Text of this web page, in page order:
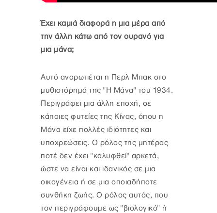
Έχει καμιά διαφορά η μια μέρα από
την άλλη κάτω από τον ουρανό για
μια μάνα;
Αυτό αναρωτιέται η Περλ Μπακ στο
μυθιστόρημά της "Η Μάνα" του 1934.
Περιγράφει μια άλλη εποχή, σε
κάποιες φυτείες της Κίνας, όπου η
Μάνα είχε πολλές ιδιότητες και
υποχρεώσεις. Ο ρόλος της μητέρας
ποτέ δεν έχει "καλυφθεί" αρκετά,
ώστε να είναι και ιδανικός σε μια
οικογένεια ή σε μια οποιαδήποτε
συνθήκη ζωής. Ο ρόλος αυτός, που
τον περιγράφουμε ως "βιολογικό" ή